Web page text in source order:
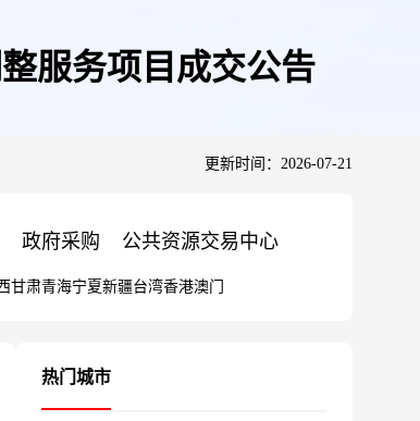
服务项目成交公告
更新时间：2026-07-21
政府采购 公共资源交易中心
甘肃青海宁夏新疆台湾香港澳门
热门城市